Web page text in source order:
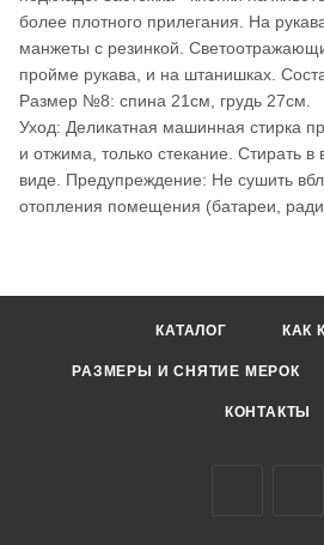
более плотного прилегания. На
манжеты с резинкой.
пройме рукава, и на штанишках.
Размер №8: спина 21см, грудь 27см.
Уход: Деликатная машинная стирка
и отжима, только стекание. Стирать в
виде. Предупреждение: Не сушить
отопления помещения (батареи,
КАТАЛОГ КАК
РАЗМЕРЫ И СНЯТИЕ МЕРОК
КОНТАКТЫ